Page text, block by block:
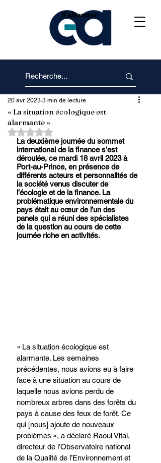
S'abonner
« La situation écologique est
alarmante »
20 avr. 2023 3 min de lecture
Noté NaN étoiles sur 5.
La deuxième journée du sommet
international de la finance s’est
déroulée, ce mardi 18 avril 2023 à
Port-au-Prince, en présence de
différents acteurs et personnalités de
la société venus discuter de
l’écologie et de la finance. La
problématique environnementale du
pays était au cœur de l’un des
panels qui a réuni des spécialistes
de la question au cours de cette
journée riche en activités.
« La situation écologique est
alarmante. Les semaines
précédentes, nous avions eu à faire
face à une situation au cours de
laquelle nous avions perdu de
nombreux arbres dans des forêts du
pays à cause des feux de forêt. Ce
qui [nous] ajoute de nouveaux
problèmes », a déclaré Raoul Vital,
directeur de l’Observatoire national
de la Qualité de l’Environnement et